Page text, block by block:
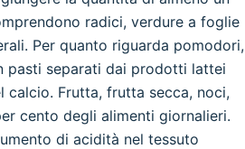
radici, verdure a foglie
Per quanto riguarda pomodori,
pasti separati dai prodotti lattei
Frutta, frutta secca, noci,
cento degli alimenti giornalieri.
di acidità nel tessuto